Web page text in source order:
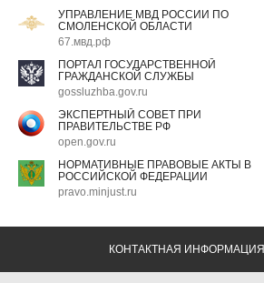
УПРАВЛЕНИЕ МВД РОССИИ ПО
СМОЛЕНСКОЙ ОБЛАСТИ
67.мвд.рф
ПОРТАЛ ГОСУДАРСТВЕННОЙ
ГРАЖДАНСКОЙ СЛУЖБЫ
gossluzhba.gov.ru
ЭКСПЕРТНЫЙ СОВЕТ ПРИ
ПРАВИТЕЛЬСТВЕ РФ
open.gov.ru
НОРМАТИВНЫЕ ПРАВОВЫЕ АКТЫ В
РОССИЙСКОЙ ФЕДЕРАЦИИ
pravo.minjust.ru
КОНТАКТНАЯ ИНФОРМАЦИЯ